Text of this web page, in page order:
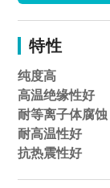
特性
纯度高
高温绝缘性好
耐等离子体腐蚀
耐高温性好
抗热震性好